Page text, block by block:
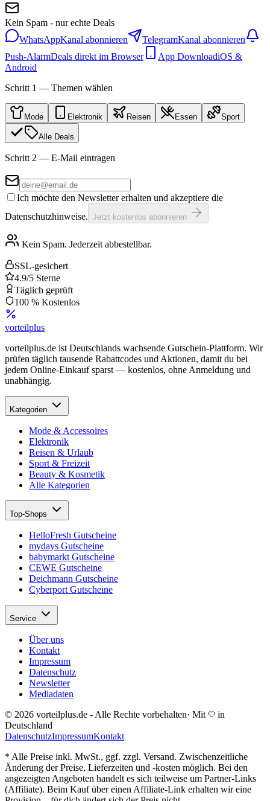
Kein Spam - nur echte Deals
WhatsAppKanal abonnieren TelegramKanal abonnieren
Push-AlarmDeals direkt im Browser App DownloadiOS &
Android
Schritt 1 — Themen wählen
Mode Elektronik Reisen Essen Sport
Alle Deals
Schritt 2 — E-Mail eintragen
Ich möchte den Newsletter erhalten und akzeptiere die
Datenschutzhinweise. Jetzt kostenlos abonnieren
Kein Spam. Jederzeit abbestellbar.
SSL-gesichert
4.9/5 Sterne
Täglich geprüft
100 % Kostenlos
vorteilplus
vorteilplus.de ist Deutschlands wachsende Gutschein-Plattform. Wir
prüfen täglich tausende Rabattcodes und Aktionen, damit du bei
jedem Online-Einkauf sparst — kostenlos, ohne Anmeldung und
unabhängig.
Kategorien
Mode & Accessoires
Elektronik
Reisen & Urlaub
Sport & Freizeit
Beauty & Kosmetik
Alle Kategorien
Top-Shops
HelloFresh Gutscheine
mydays Gutscheine
babymarkt Gutscheine
CEWE Gutscheine
Deichmann Gutscheine
Cyberport Gutscheine
Service
Über uns
Kontakt
Impressum
Datenschutz
Newsletter
Mediadaten
© 2026 vorteilplus.de - Alle Rechte vorbehalten· Mit
in
Deutschland
DatenschutzImpressumKontakt
* Alle Preise inkl. MwSt., ggf. zzgl. Versand. Zwischenzeitliche
Änderung der Preise, Lieferzeiten und -kosten möglich. Bei den
angezeigten Angeboten handelt es sich teilweise um Partner-Links
(Affiliate). Beim Kauf über einen Affiliate-Link erhalten wir eine